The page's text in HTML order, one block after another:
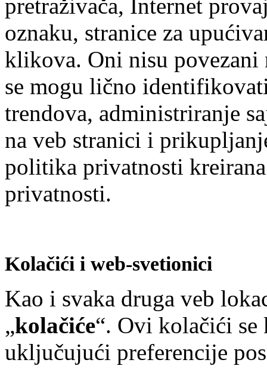
pretraživača, Internet
oznaku, stranice za
klikova. Oni nisu
se mogu lično
trendova, administriranje
na veb stranici i
politika privatnosti
privatnosti.
Kolačići i web-svetionici
Kao i svaka druga veb
„kolačiće“. Ovi kolačići se
uključujući preferencije